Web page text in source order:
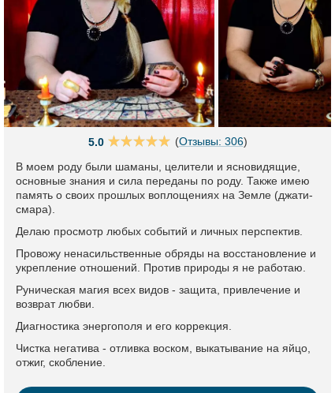
5.0 (Отзывы: 306)
В моем роду были шаманы, целители и ясновидящие,
основные знания и сила переданы по роду. Также имею
память о своих прошлых воплощениях на Земле (джати-
смара).
Делаю просмотр любых событий и личных перспектив.
Провожу ненасильственные обряды на восстановление и
укрепление отношений. Против природы я не работаю.
Руническая магия всех видов - защита, привлечение и
возврат любви.
Диагностика энергополя и его коррекция.
Чистка негатива - отливка воском, выкатывание на яйцо,
отжиг, скобление.